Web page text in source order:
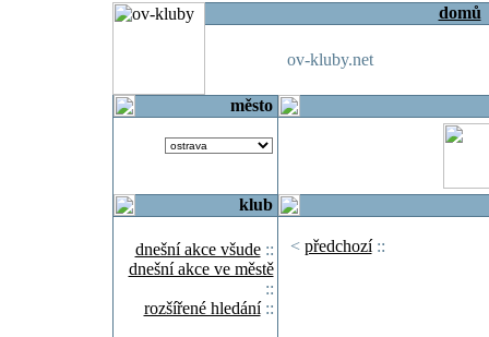
domů
ov-kluby.net
město
klub
dnešní akce všude::
dnešní akce ve městě
::
rozšířené hledání::
< předchozí::